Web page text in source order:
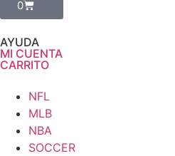
0
AYUDA
MI CUENTA
CARRITO
NFL
MLB
NBA
SOCCER